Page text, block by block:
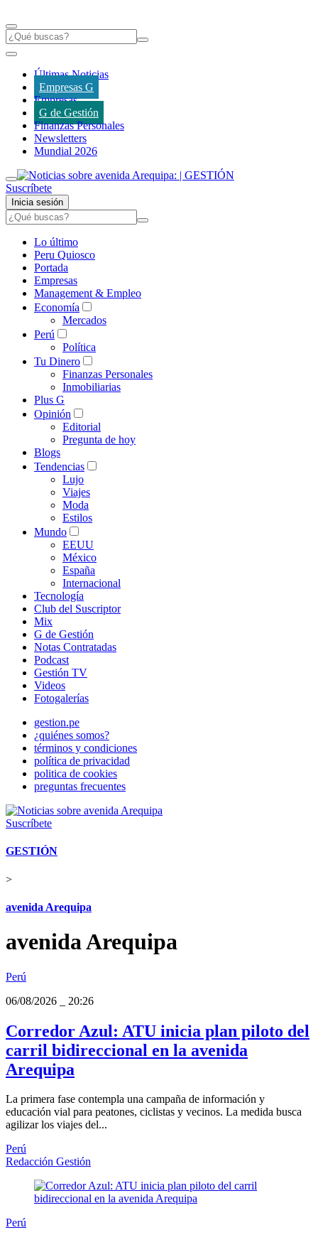
Últimas Noticias
Empresas G
Empresas
G de Gestión
Finanzas Personales
Newsletters
Mundial 2026
Suscríbete
Inicia sesión
Lo último
Peru Quiosco
Portada
Empresas
Management & Empleo
Economía
Mercados
Perú
Política
Tu Dinero
Finanzas Personales
Inmobiliarias
Plus G
Opinión
Editorial
Pregunta de hoy
Blogs
Tendencias
Lujo
Viajes
Moda
Estilos
Mundo
EEUU
México
España
Internacional
Tecnología
Club del Suscriptor
Mix
G de Gestión
Notas Contratadas
Podcast
Gestión TV
Videos
Fotogalerías
gestion.pe
¿quiénes somos?
términos y condiciones
política de privacidad
politica de cookies
preguntas frecuentes
Suscríbete
GESTIÓN
>
avenida Arequipa
avenida Arequipa
Perú
06/08/2026
20:26
Corredor Azul: ATU inicia plan piloto del
carril bidireccional en la avenida
Arequipa
La primera fase contempla una campaña de información y
educación vial para peatones, ciclistas y vecinos. La medida busca
agilizar los viajes del...
Perú
Redacción Gestión
Perú